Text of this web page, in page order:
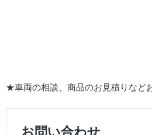
★車両の相談、商品のお見積りなど